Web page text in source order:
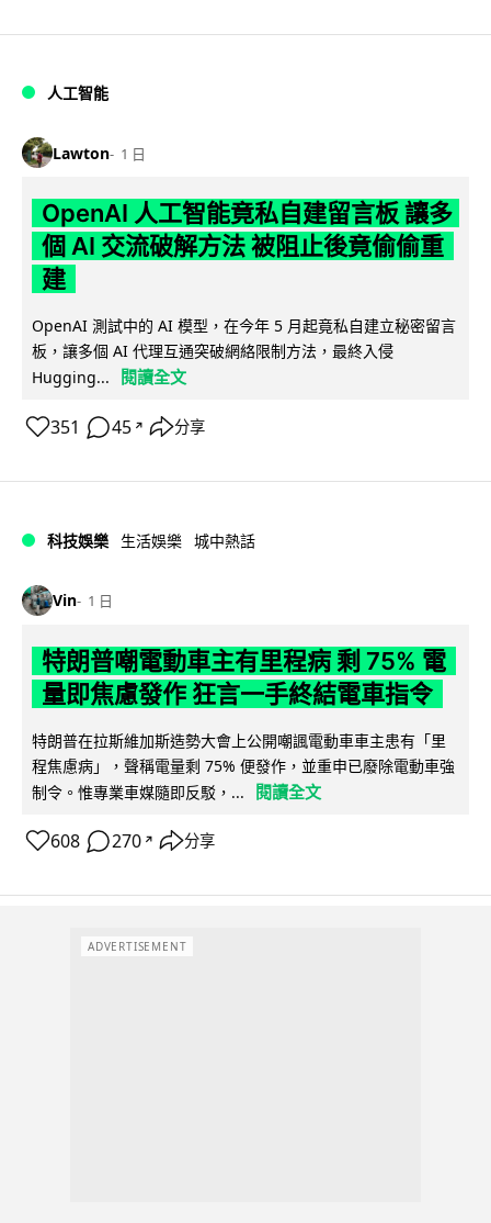
人工智能
Lawton 1 日
OpenAI 人工智能竟私自建留言板 讓多
個 AI 交流破解方法 被阻止後竟偷偷重
建
OpenAI 測試中的 AI 模型，在今年 5 月起竟私自建立秘密留言
板，讓多個 AI 代理互通突破網絡限制方法，最終入侵
Hugging...
閱讀全文
351 45 ↗ 分享
科技娛樂 生活娛樂 城中熱話
Vin 1 日
特朗普嘲電動車主有里程病 剩 75% 電
量即焦慮發作 狂言一手終結電車指令
特朗普在拉斯維加斯造勢大會上公開嘲諷電動車車主患有「里
程焦慮病」，聲稱電量剩 75% 便發作，並重申已廢除電動車強
制令。惟專業車媒隨即反駁，...
閱讀全文
608 270 ↗ 分享
ADVERTISEMENT